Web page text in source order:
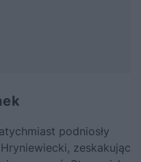
podniosły
zeskakując